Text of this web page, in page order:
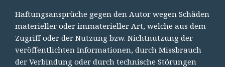
Haftungsansprüche gegen den Autor wegen Schäden
materieller oder immaterieller Art, welche aus dem
Zugriff oder der Nutzung bzw. Nichtnutzung der
veröffentlichten Informationen, durch Missbrauch
der Verbindung oder durch technische Störungen